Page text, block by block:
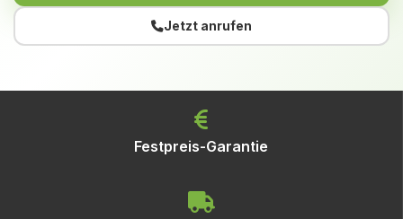
Jetzt anrufen
Festpreis-Garantie